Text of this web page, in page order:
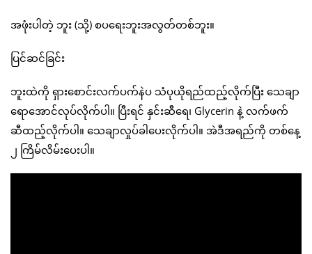
အဖုံးပါတဲ့ ဘူး (သို့) စပရေးဘူးအလွတ်တစ်ဘူး။
ပြင်ဆင်ခြင်း
ဘူးထဲကို ရှားစောင်းလက်ပက်နဲပ သံပုယိုရည်ထည့်လိုက်ပြီး သေချာ
ရောအောင်လုပ်လိုက်ပါ။ ပြီးရင် နှင်းဆီရေ၊ Glycerin နဲ့ လက်ဖက်
ဆီထည့်လိုက်ပါ။ သေချာလှုပ်ခါပေးလိုက်ပါ။ အဲဒီအရည်ကို တစ်နေ့
၂ ကြိမ်လိမ်းပေးပါ။